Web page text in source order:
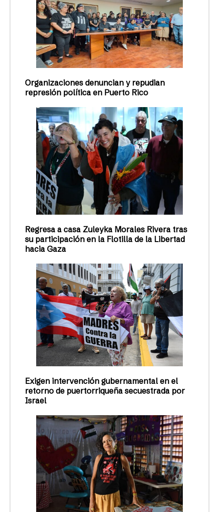
Organizaciones denuncian y repudian
represión política en Puerto Rico
Regresa a casa Zuleyka Morales Rivera tras
su participación en la Flotilla de la Libertad
hacia Gaza
Exigen intervención gubernamental en el
retorno de puertorriqueña secuestrada por
Israel